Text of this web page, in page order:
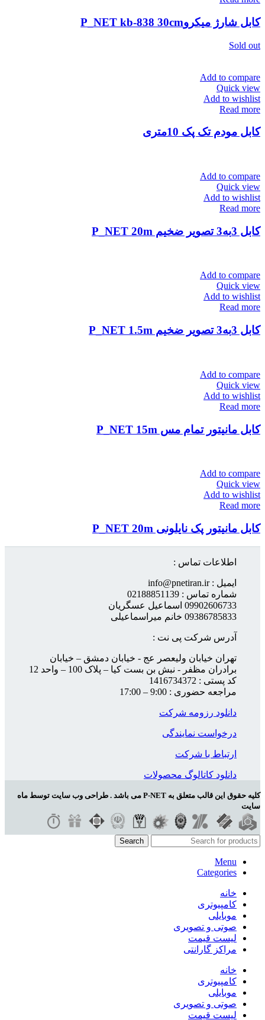
کابل شارژ میکروP_NET kb-838 30cm
Sold out
Add to compare
Quick view
Add to wishlist
Read more
کابل مودم تک پک 10متری
Add to compare
Quick view
Add to wishlist
Read more
کابل 3به3 تصویر ضخیم P_NET 20m
Add to compare
Quick view
Add to wishlist
Read more
کابل 3به3 تصویر ضخیم P_NET 1.5m
Add to compare
Quick view
Add to wishlist
Read more
کابل مانیتور تمام مس P_NET 15m
Add to compare
Quick view
Add to wishlist
Read more
کابل مانیتور پک نایلونی P_NET 20m
اطلاعات تماس :
ایمیل : info@pnetiran.ir
شماره تماس : 02188851139
09902606733 اسماعیل عسگریان
09386785833 خانم میراسماعیلی
آدرس شرکت پی نت :
تهران خیابان ولیعصر عج - خیابان دمشق – خیابان
برادران مظفر - نبش بن بست کیا – پلاک 100 – واحد 12
کد پستی : 1416734372
مراجعه حضوری : 9:00 – 17:00
دانلود رزومه شرکت
درخواست نمایندگی
ارتباط با شرکت
دانلود کاتالوگ محصولات
کلیه حقوق این قالب متعلق به P-NET می باشد . طراحی وب سایت توسط ماه
سایت
Search
Menu
Categories
خانه
کامپیوتری
موبایلی
صوتی و تصویری
لیست قیمت
مراکز گارانتی
خانه
کامپیوتری
موبایلی
صوتی و تصویری
لیست قیمت